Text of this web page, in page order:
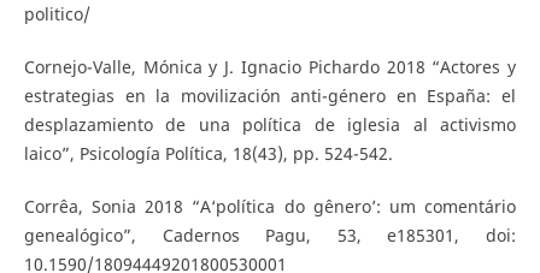
politico/
Cornejo-Valle, Mónica y J. Ignacio Pichardo 2018 “Actores y
estrategias en la movilización anti-género en España: el
desplazamiento de una política de iglesia al activismo
laico”, Psicología Política, 18(43), pp. 524-542.
Corrêa, Sonia 2018 “A‘política do gênero’: um comentário
genealógico”, Cadernos Pagu, 53, e185301, doi:
10.1590/18094449201800530001